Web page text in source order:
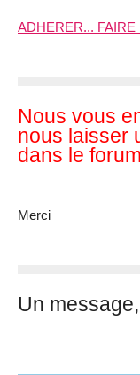
ADHERER... FAIRE
Nous vous
nous laisser
dans le
Merci
Un